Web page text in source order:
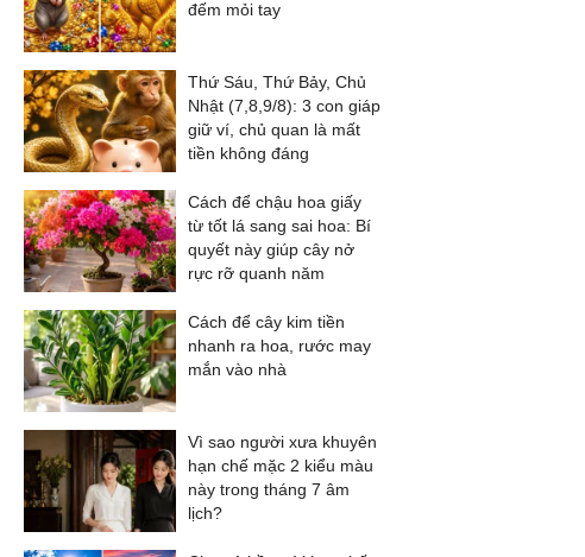
đếm mỏi tay
Thứ Sáu, Thứ Bảy, Chủ
Nhật (7,8,9/8): 3 con giáp
giữ ví, chủ quan là mất
tiền không đáng
Cách để chậu hoa giấy
từ tốt lá sang sai hoa: Bí
quyết này giúp cây nở
rực rỡ quanh năm
Cách để cây kim tiền
nhanh ra hoa, rước may
mắn vào nhà
Vì sao người xưa khuyên
hạn chế mặc 2 kiểu màu
này trong tháng 7 âm
lịch?